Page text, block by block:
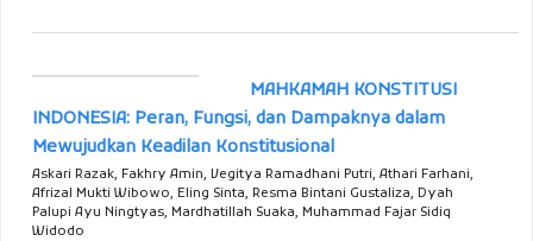
MAHKAMAH KONSTITUSI
INDONESIA: Peran, Fungsi, dan Dampaknya dalam
Mewujudkan Keadilan Konstitusional
Askari Razak, Fakhry Amin, Vegitya Ramadhani Putri, Athari Farhani,
Afrizal Mukti Wibowo, Eling Sinta, Resma Bintani Gustaliza, Dyah
Palupi Ayu Ningtyas, Mardhatillah Suaka, Muhammad Fajar Sidiq
Widodo